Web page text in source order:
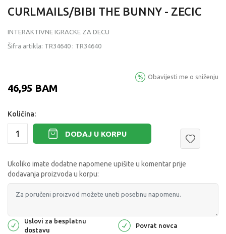
CURLMAILS/BIBI THE BUNNY - ZECIC
INTERAKTIVNE IGRACKE ZA DECU
Šifra artikla: TR34640 : TR34640
46,95 BAM
Obavijesti me o sniženju
Količina:
DODAJ U KORPU
Ukoliko imate dodatne napomene upišite u komentar prije
dodavanja proizvoda u korpu:
Uslovi za besplatnu
dostavu
Povrat novca